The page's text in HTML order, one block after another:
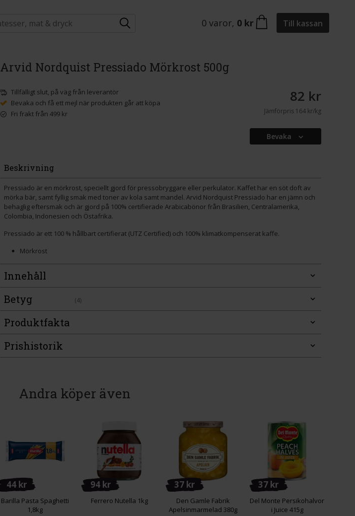
0 varor, 0 kr Till kassan
Arvid Nordquist Pressiado Mörkrost 500g
Tillfälligt slut, på väg från leverantör
Bevaka och få ett mejl när produkten går att köpa
Fri frakt från 499 kr
82 kr
Jämförpris164 kr/kg
Bevaka
Beskrivning
Pressiado är en mörkrost, speciellt gjord för pressobryggare eller perkulator. Kaffet har en söt doft av
mörka bär, samt fyllig smak med toner av kola samt mandel. Arvid Nordquist Pressiado har en jämn och
behaglig eftersmak och är gjord på 100% certifierade Arabicabönor från Brasilien, Centralamerika,
Colombia, Indonesien och Östafrika.
Pressiado är ett 100 % hållbart certifierat (UTZ Certified) och 100% klimatkompenserat kaffe.
Mörkrost
Innehåll
Betyg
(4)
Produktfakta
Prishistorik
Andra köper även
44 kr
Barilla Pasta Spaghetti
1,8kg
94 kr
Ferrero Nutella 1kg
37 kr
Den Gamle Fabrik
Apelsinmarmelad 380g
37 kr
Del Monte Persikohalvor
i Juice 415g